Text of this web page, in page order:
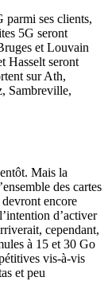
parmi ses clients,
5G seront
et Louvain
Hasselt seront
sur Ath,
Sambreville,
Mais la
des cartes
encore
d’activer
cependant,
à 15 et 30 Go
vis-à-vis
et peu